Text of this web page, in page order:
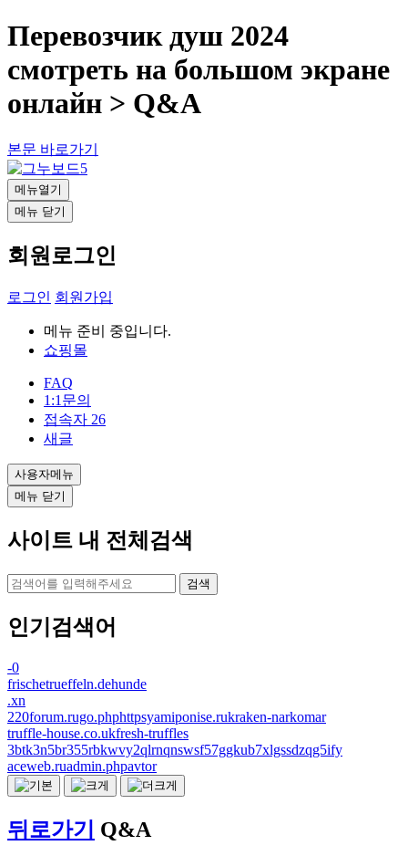
Перевозчик душ 2024
смотреть на большом экране
онлайн > Q&A
본문 바로가기
메뉴열기
메뉴 닫기
회원로그인
로그인 회원가입
메뉴 준비 중입니다.
쇼핑몰
FAQ
1:1문의
접속자 26
새글
사용자메뉴
메뉴 닫기
사이트 내 전체검색
검색
인기검색어
-0
frischetrueffeln.dehunde
.xn
220forum.rugo.phphttpsyamiponise.rukraken-narkomar
truffle-house.co.ukfresh-truffles
3btk3n5br355rbkwvy2qlrnqnswsf57ggkub7xlgssdzqg5ify
aceweb.ruadmin.phpavtor
뒤로가기 Q&A